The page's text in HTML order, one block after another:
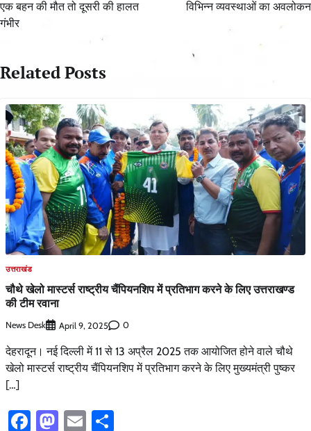
एक बहन की मौत तो दूसरी की हालत
गंभीर
विभिन्न व्यवस्थाओं का अवलोकन
Related Posts
उत्तराखंड
चौथे खेलो मास्टर्स राष्ट्रीय चैंपियनशिप में प्रतिभाग करने के लिए उत्तराखण्ड
की टीम रवाना
News Desk April 9, 2025 0
देहरादून। नई दिल्ली में 11 से 13 अप्रैल 2025 तक आयोजित होने वाले चौथे
खेलो मास्टर्स राष्ट्रीय चैंपियनशिप में प्रतिभाग करने के लिए मुख्यमंत्री पुष्कर
[…]
Facebook
Mastodon
Email